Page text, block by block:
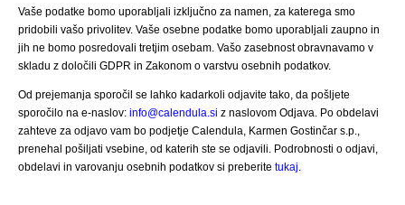
Vaše podatke bomo uporabljali izključno za namen, za katerega smo
pridobili vašo privolitev. Vaše osebne podatke bomo uporabljali zaupno in
jih ne bomo posredovali tretjim osebam. Vašo zasebnost obravnavamo v
skladu z določili GDPR in Zakonom o varstvu osebnih podatkov.
Od prejemanja sporočil se lahko kadarkoli odjavite tako, da pošljete
sporočilo na e-naslov: info@calendula.si z naslovom Odjava. Po obdelavi
zahteve za odjavo vam bo podjetje Calendula, Karmen Gostinčar s.p.,
prenehal pošiljati vsebine, od katerih ste se odjavili. Podrobnosti o odjavi,
obdelavi in varovanju osebnih podatkov si preberite tukaj.